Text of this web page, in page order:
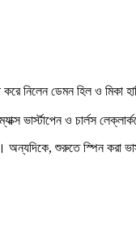
নিলেন ডেমন হিল ও মিকা
ভার্স্টাপেন ও চার্লস
অন্যদিকে, শুরুতে স্পিন করা